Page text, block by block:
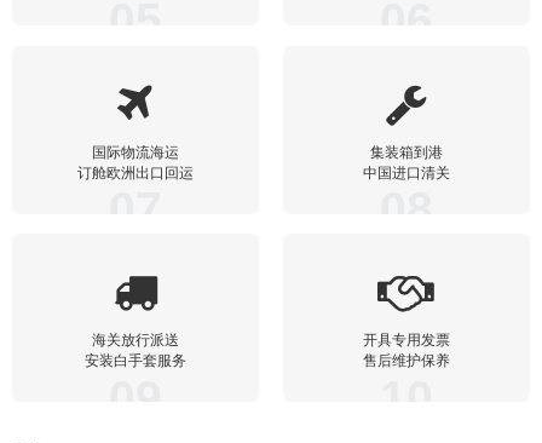
国际物流海运
订舱欧洲出口回运
集装箱到港
中国进口清关
海关放行派送
安装白手套服务
开具专用发票
售后维护保养